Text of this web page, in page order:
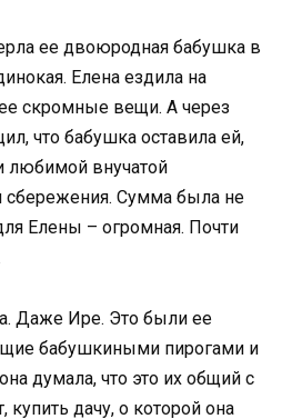
ее двоюродная бабушка в
Елена ездила на
скромные вещи. А через
что бабушка оставила ей,
любимой внучатой
сбережения. Сумма была не
Елены – огромная. Почти
Даже Ире. Это были ее
бабушкиными пирогами и
думала, что это их общий с
дачу, о которой она